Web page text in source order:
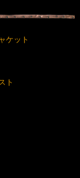
ケット
ト